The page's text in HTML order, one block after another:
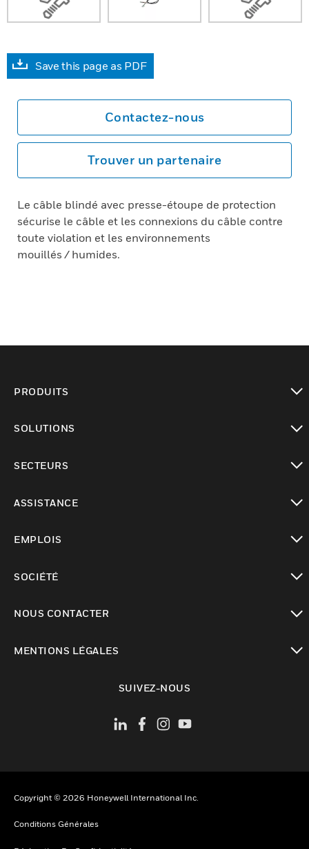
Save this page as PDF
Contactez-nous
Trouver un partenaire
Le câble blindé avec presse-étoupe de protection
sécurise le câble et les connexions du câble contre
toute violation et les environnements
mouillés / humides.
PRODUITS
SOLUTIONS
SECTEURS
ASSISTANCE
EMPLOIS
SOCIÉTÉ
NOUS CONTACTER
MENTIONS LÉGALES
SUIVEZ-NOUS
Copyright © 2026 Honeywell International Inc.
Conditions Générales